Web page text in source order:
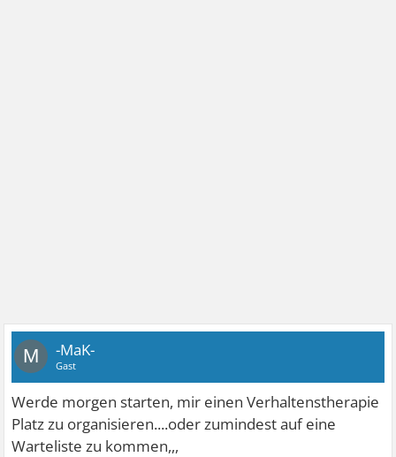
M -MaK-
Gast
Werde morgen starten, mir einen Verhaltenstherapie
Platz zu organisieren....oder zumindest auf eine
Warteliste zu kommen,,,